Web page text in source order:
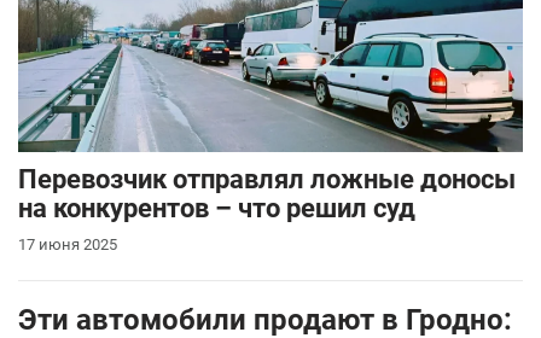
Перевозчик отправлял ложные доносы
на конкурентов – что решил суд
17 июня 2025
Эти автомобили продают в Гродно: